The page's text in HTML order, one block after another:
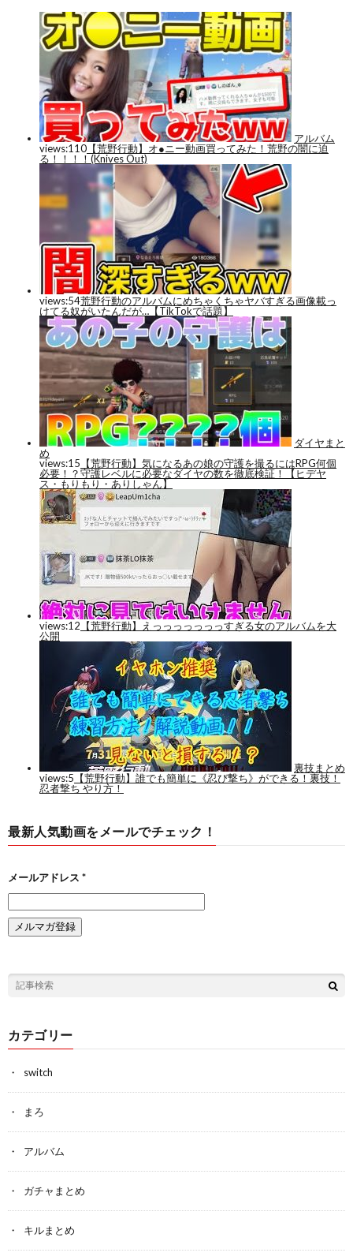
最新人気動画をメールでチェック！
メールアドレス *
カテゴリー
switch
まろ
アルバム
ガチャまとめ
キルまとめ